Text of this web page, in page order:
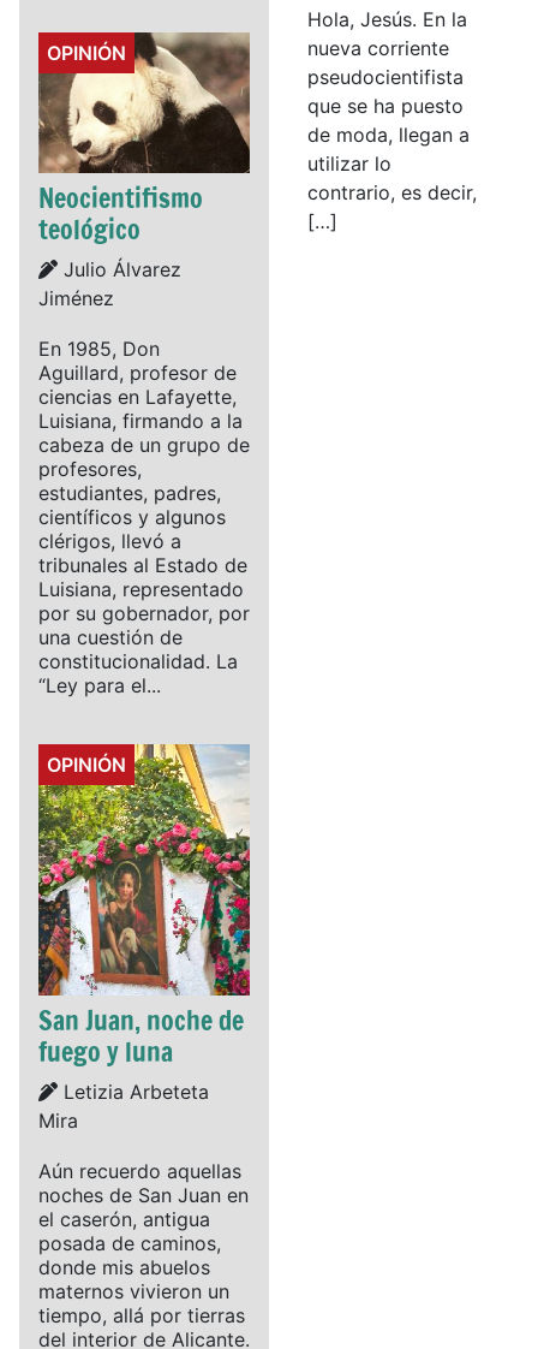
Details
OPINIÓN
Neocientifismo
teológico
Details
Julio Álvarez
Jiménez
En 1985, Don
Aguillard, profesor de
ciencias en Lafayette,
Luisiana, firmando a la
cabeza de un grupo de
profesores,
estudiantes, padres,
científicos y algunos
clérigos, llevó a
tribunales al Estado de
Luisiana, representado
por su gobernador, por
una cuestión de
constitucionalidad. La
“Ley para el...
Details
OPINIÓN
San Juan, noche de
fuego y luna
Details
Letizia Arbeteta
Mira
Aún recuerdo aquellas
noches de San Juan en
el caserón, antigua
posada de caminos,
donde mis abuelos
maternos vivieron un
tiempo, allá por tierras
del interior de Alicante.
Hola, Jesús. En la
nueva corriente
pseudocientifista
que se ha puesto
de moda, llegan a
utilizar lo
contrario, es decir,
[…]